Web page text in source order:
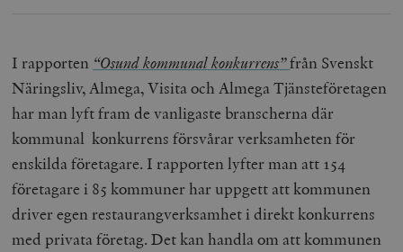
I rapporten “Osund kommunal konkurrens”från Svenskt
Näringsliv, Almega, Visita och Almega Tjänsteföretagen
har man lyft fram de vanligaste branscherna där
kommunal konkurrens försvårar verksamheten för
enskilda företagare. I rapporten lyfter man att 154
företagare i 85 kommuner har uppgett att kommunen
driver egen restaurangverksamhet i direkt konkurrens
med privata företag. Det kan handla om att kommunen